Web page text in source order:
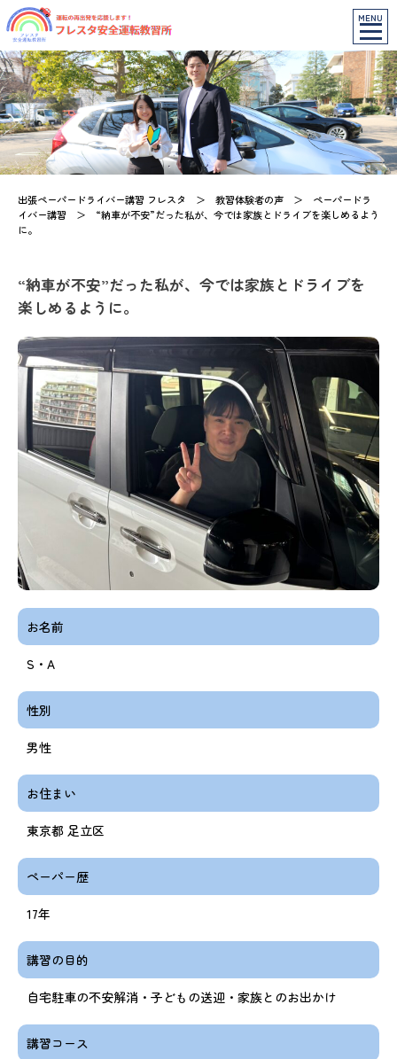
MENU
出張ペーパードライバー講習 フレスタ ＞ 教習体験者の声 ＞ ペーパードラ
イバー講習 ＞ “納車が不安”だった私が、今では家族とドライブを楽しめるよう
に。
“納車が不安”だった私が、今では家族とドライブを
楽しめるように。
お名前
S・A
性別
男性
お住まい
東京都 足立区
ペーパー歴
17年
講習の目的
自宅駐車の不安解消・子どもの送迎・家族とのお出かけ
講習コース